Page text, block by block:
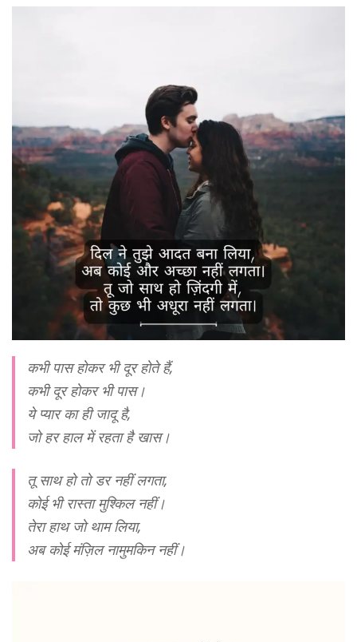
कभी पास होकर भी दूर होते हैं,
कभी दूर होकर भी पास।
ये प्यार का ही जादू है,
जो हर हाल में रहता है खास।
तू साथ हो तो डर नहीं लगता,
कोई भी रास्ता मुश्किल नहीं।
तेरा हाथ जो थाम लिया,
अब कोई मंज़िल नामुमकिन नहीं।